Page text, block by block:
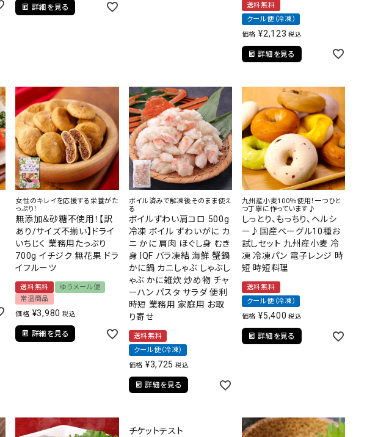
詳細を見る
送料無料
クール便（冷凍）
価格 ¥2,123 税込
詳細を見る
女性のキレイを応援する栄養がた
っぷり！
無添加＆砂糖不使用！【訳
あり/サイズ不揃い】ドライ
いちじく 業務用たっぷり
700g イチジク 無花果 ドラ
イフルーツ
送料無料
ゆうメール便
常温商品
価格 ¥3,980 税込
詳細を見る
ボイル済みで解凍後そのまま使え
る
ボイルずわい肩コロ 500g
冷凍 ボイル ずわいがに カ
ニ かに 肩肉 ほぐし身 むき
身 IQF バラ凍結 海鮮 蟹鍋
かに鍋 カニしゃぶ しゃぶし
ゃぶ かに雑炊 炒め物 チャ
ーハン パスタ サラダ 便利
時短 業務用 家庭用 お取
り寄せ
送料無料
クール便（冷凍）
価格 ¥3,725 税込
詳細を見る
九州産小麦100％使用！一つひと
つ丁寧に作っています♪
しっとり、もっちり、ヘルシ
ー♪国産ベーグル10種お
試しセット 九州産小麦 冷
凍 冷凍パン 電子レンジ 時
短 時短料理
送料無料
クール便（冷凍）
価格 ¥5,400 税込
詳細を見る
チケットテスト